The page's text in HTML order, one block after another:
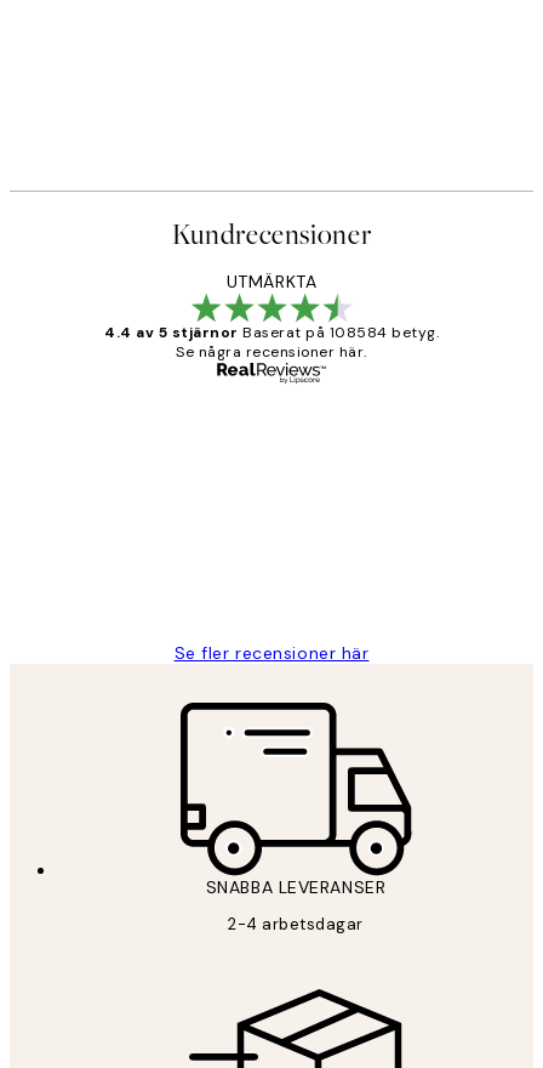
Kundrecensioner
UTMÄRKTA
4.4 av 5 stjärnor Baserat på 108584 betyg.
Se några recensioner här.
Se fler recensioner här
SNABBA LEVERANSER
2-4 arbetsdagar